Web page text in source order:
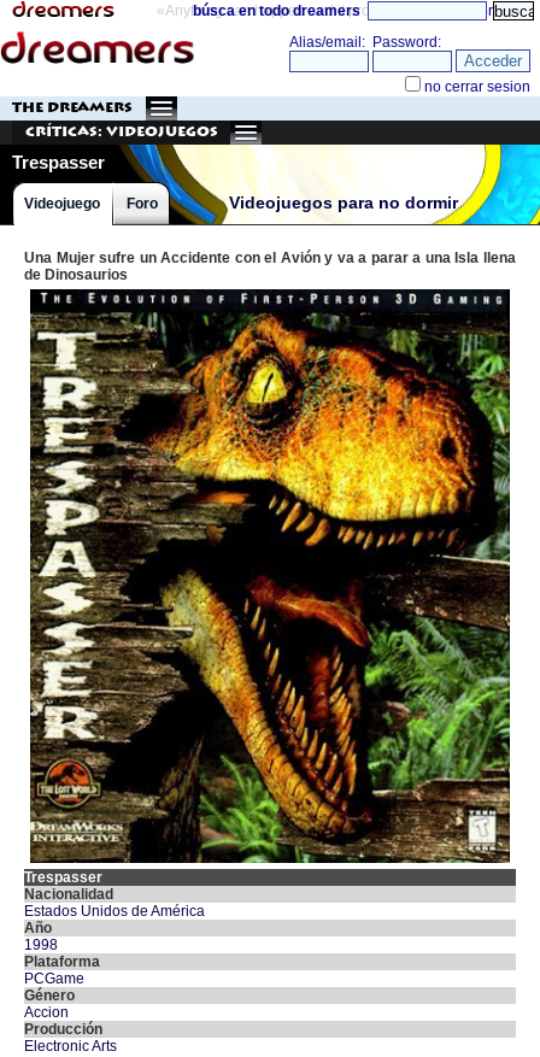
«Anything can happen and it probably will» directorio
búsca en todo dreamers
THE DREAMERS
Críticas: Videojuegos
Trespasser
Videojuegos para no dormir
Videojuego Foro
Una Mujer sufre un Accidente con el Avión y va a parar a una Isla llena
de Dinosaurios
Trespasser
Nacionalidad
Estados Unidos de América
Año
1998
Plataforma
PCGame
Género
Accion
Producción
Electronic Arts